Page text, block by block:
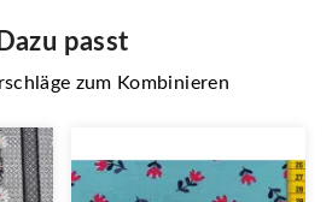
Dazu passt
zum Kombinieren